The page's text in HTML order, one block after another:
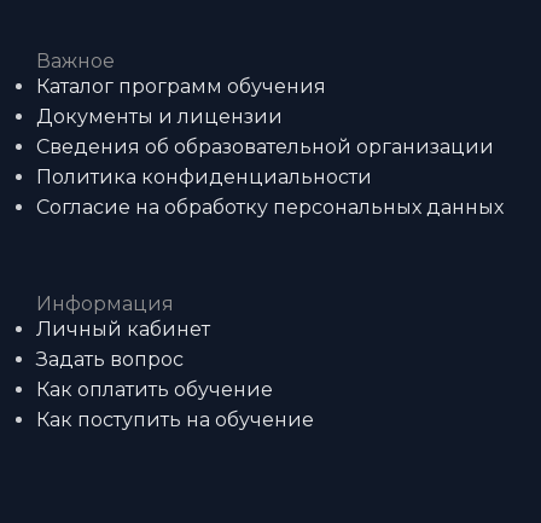
Важное
Каталог программ обучения
Документы и лицензии
Сведения об образовательной организации
Политика конфиденциальности
Согласие на обработку персональных данных
Информация
Личный кабинет
Задать вопрос
Как оплатить обучение
Как поступить на обучение